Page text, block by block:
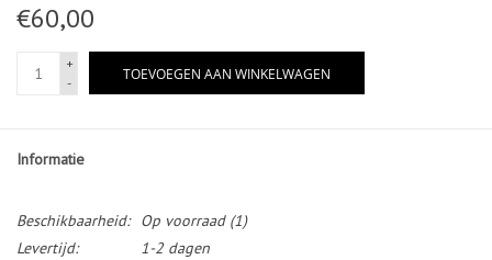
€60,00
+
-
TOEVOEGEN AAN WINKELWAGEN
Informatie
Beschikbaarheid: Op voorraad(1)
Levertijd:
1-2 dagen